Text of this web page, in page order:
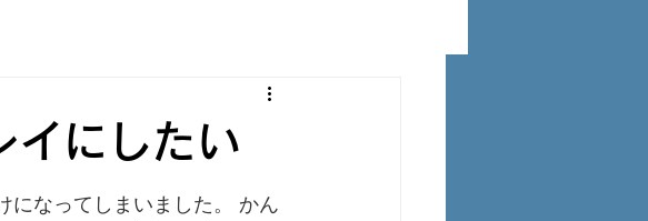
イにしたい
になってしまいました。 かん